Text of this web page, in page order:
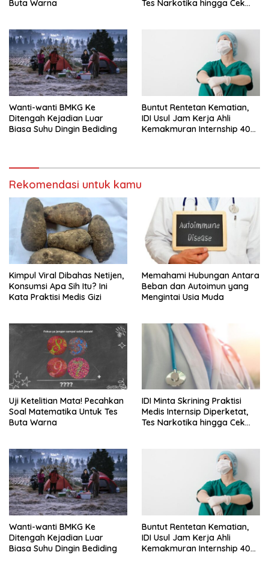
Buta Warna
Tes Narkotika hingga Cek
Wanti-wanti BMKG Ke
Ditengah Kejadian Luar
Biasa Suhu Dingin Bediding
Buntut Rentetan Kematian,
IDI Usul Jam Kerja Ahli
Kemakmuran Internship 40
Rekomendasi untuk kamu
Kimpul Viral Dibahas Netijen,
Konsumsi Apa Sih Itu? Ini
Kata Praktisi Medis Gizi
Memahami Hubungan Antara
Beban dan Autoimun yang
Mengintai Usia Muda
Uji Ketelitian Mata! Pecahkan
Soal Matematika Untuk Tes
Buta Warna
IDI Minta Skrining Praktisi
Medis Internsip Diperketat,
Tes Narkotika hingga Cek
Wanti-wanti BMKG Ke
Ditengah Kejadian Luar
Biasa Suhu Dingin Bediding
Buntut Rentetan Kematian,
IDI Usul Jam Kerja Ahli
Kemakmuran Internship 40